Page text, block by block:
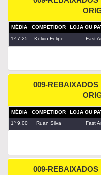
MÉDIA COMPETIDOR LOJA OU
1º 7.25
Kelvin Felipe Fast
009-
MÉDIA COMPETIDOR LOJA OU
1º 9.00
Ruan Silva Fast
009-